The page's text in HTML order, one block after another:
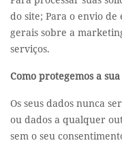
do site; Para o envio
gerais sobre a
serviços.
Como protegemos a
Os seus dados nunca
ou dados a qualquer
sem o seu